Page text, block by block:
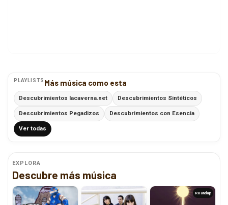
PLAYLISTS Más música como esta
Descubrimientos lacaverna.net Descubrimientos Sintéticos
Descubrimientos Pegadizos Descubrimientos con Esencia
Ver todas
EXPLORA
Descubre más música
Roundup